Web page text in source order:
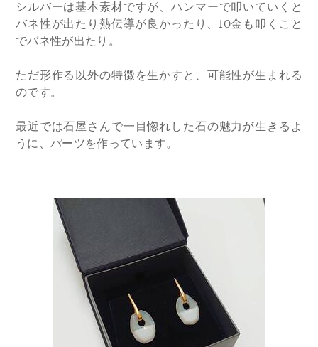
シルバーは基本素材ですが、ハンマーで叩いていくと
バネ性が出たり熱伝導が良かったり、10金も叩くこと
でバネ性が出たり。
ただ形作る以外の特徴を生かすと、可能性が生まれる
のです。
最近では石屋さんで一目惚れした石の魅力が生きるよ
うに、パーツを作っています。